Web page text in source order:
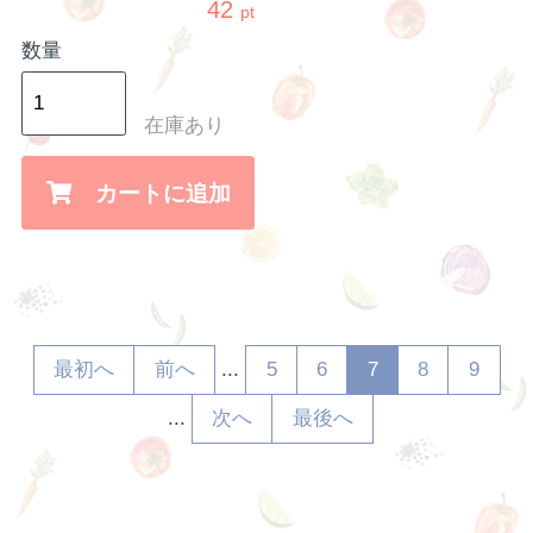
42 pt
数量
在庫あり
カートに追加
最初へ 前へ ... 5 6 7 8 9
... 次へ 最後へ